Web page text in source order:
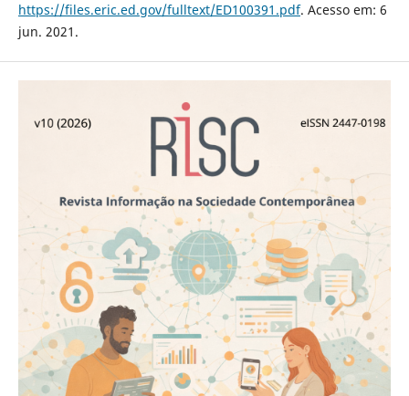
https://files.eric.ed.gov/fulltext/ED100391.pdf. Acesso em: 6
jun. 2021.